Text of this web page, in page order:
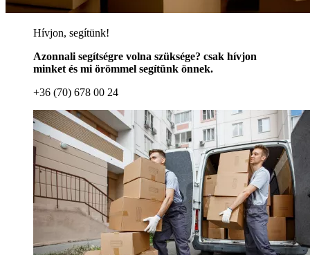
Hívjon, segítünk!
Azonnali segítségre volna szüksége? csak hívjon
minket és mi örömmel segítünk önnek.
+36 (70) 678 00 24